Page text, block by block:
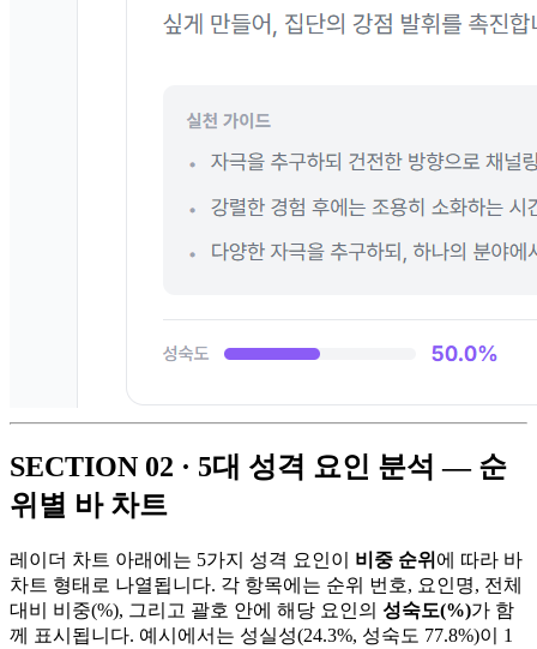
SECTION 02 · 5대 성격 요인 분석 — 순
위별 바 차트
레이더 차트 아래에는 5가지 성격 요인이 비중 순위 에 따라 바
차트 형태로 나열됩니다. 각 항목에는 순위 번호, 요인명, 전체
대비 비중(%), 그리고 괄호 안에 해당 요인의 성숙도(%)가 함
께 표시됩니다. 예시에서는 성실성(24.3%, 성숙도 77.8%)이 1